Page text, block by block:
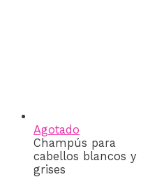
Agotado
Champús para
cabellos blancos y
grises